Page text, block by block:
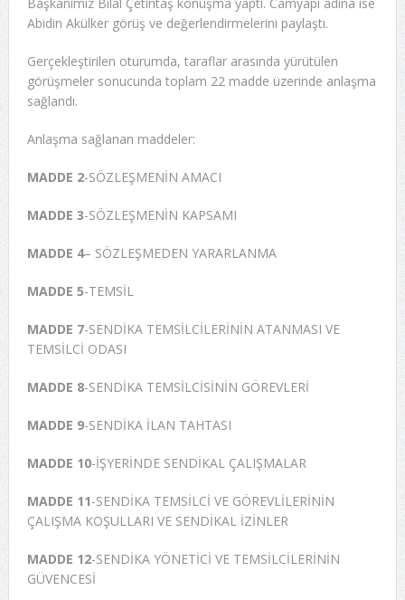
Abidin Akülker görüş ve değerlendirmelerini paylaştı.
Gerçekleştirilen oturumda, taraflar arasında yürütülen
görüşmeler sonucunda toplam 22 madde üzerinde anlaşma
sağlandı.
Anlaşma sağlanan maddeler:
MADDE 2-SÖZLEŞMENİN AMACI
MADDE 3-SÖZLEŞMENİN KAPSAMI
MADDE 4– SÖZLEŞMEDEN YARARLANMA
MADDE 5-TEMSİL
MADDE 7-SENDİKA TEMSİLCİLERİNİN ATANMASI VE
TEMSİLCİ ODASI
MADDE 8-SENDİKA TEMSİLCİSİNİN GÖREVLERİ
MADDE 9-SENDİKA İLAN TAHTASI
MADDE 10-İŞYERİNDE SENDİKAL ÇALIŞMALAR
MADDE 11-SENDİKA TEMSİLCİ VE GÖREVLİLERİNİN
ÇALIŞMA KOŞULLARI VE SENDİKAL İZİNLER
MADDE 12-SENDİKA YÖNETİCİ VE TEMSİLCİLERİNİN
GÜVENCESİ